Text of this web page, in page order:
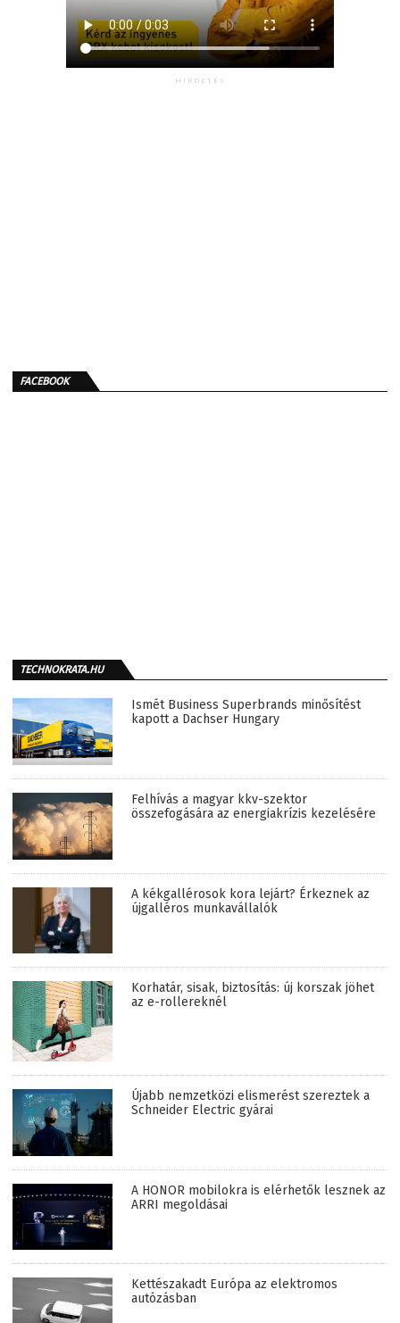
HIRDETÉS
FACEBOOK
TECHNOKRATA.HU
Ismét Business Superbrands minősítést
kapott a Dachser Hungary
Felhívás a magyar kkv-szektor
összefogására az energiakrízis kezelésére
A kékgallérosok kora lejárt? Érkeznek az
újgalléros munkavállalók
Korhatár, sisak, biztosítás: új korszak jöhet
az e-rollereknél
Újabb nemzetközi elismerést szereztek a
Schneider Electric gyárai
A HONOR mobilokra is elérhetők lesznek az
ARRI megoldásai
Kettészakadt Európa az elektromos
autózásban